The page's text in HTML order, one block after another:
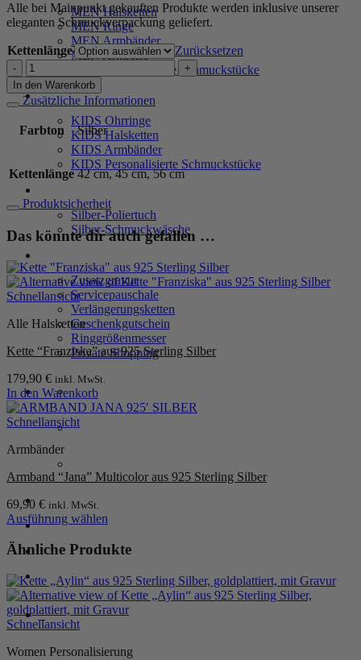
MEN Halsketten
MEN Ringe
MEN Armbänder
MEN Armreife
MEN Personalisierte Schmuckstücke
KIDS
KIDS Ohrringe
KIDS Halsketten
KIDS Armbänder
KIDS Personalisierte Schmuckstücke
Silber-Poliertuch
Silber-Schmuckwäsche
Zusatzgravur
Servicepauschale
Verlängerungsketten
Geschenkgutschein
Ringgrößenmesser
Private Shopping
Anmelden / Registrieren
Warenkorb /0,00€
0
Alle bei Mainpunkt gekauften Produkte werden inklusive unserer
eleganten Schmuckverpackung geliefert.
Kettenlänge
Zurücksetzen
Kette
"Jana"
aus
925
Sterling
Silber
Menge
In den Warenkorb
Zusätzliche Informationen
Farbton Silber
Kettenlänge 42 cm, 45 cm, 56 cm
Produktsicherheit
Das könnte dir auch gefallen …
Schnellansicht
Alle Halsketten
Kette “Franziska” aus 925 Sterling Silber
179,90 € inkl. MwSt.
In den Warenkorb
Schnellansicht
Armbänder
Armband “Jana” Multicolor aus 925 Sterling Silber
69,90 € inkl. MwSt.
Ausführung wählen
Dieses
Produkt
mehrere
Varianten
auf.
Die
Optionen
können
Ähnliche Produkte
Schnellansicht
Women Personalisierung